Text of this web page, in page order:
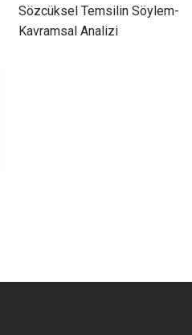
Sözcüksel Temsilin Söylem-
Kavramsal Analizi